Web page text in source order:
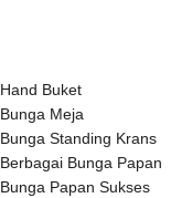
Hand Buket
Bunga Meja
Bunga Standing Krans
Berbagai Bunga Papan
Bunga Papan Sukses